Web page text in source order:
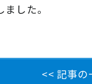
した。
<< 記事の